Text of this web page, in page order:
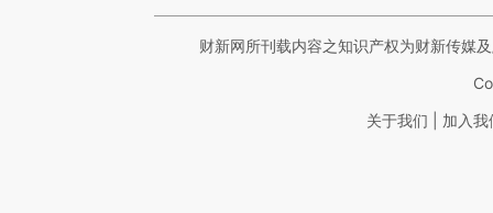
财新网所刊载内容之知识产权为财新传媒
关于我们 加入我